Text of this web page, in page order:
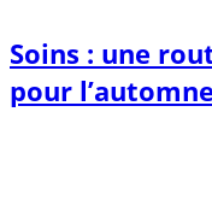
Soins : une
pour l’automne